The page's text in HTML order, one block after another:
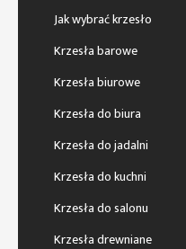
Jak wybrać krzesło
Krzesła barowe
Krzesła biurowe
Krzesła do biura
Krzesła do jadalni
Krzesła do kuchni
Krzesła do salonu
Krzesła drewniane